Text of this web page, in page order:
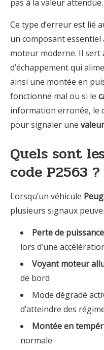
pas à la valeur attendue.
Ce type d’erreur est lié
un composant
moteur moderne. Il sert
d’échappement qui
ainsi une montée en
fonctionne mal ou si le
information erronée, le
pour signaler une
Quels sont
code P2563 ?
Lorsqu’un véhicule
plusieurs signaux
Perte de puissance
lors d’une
Voyant moteur
de bord
Mode dégradé
d’atteindre des
Montée en
normale